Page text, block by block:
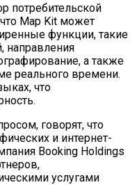
потребительской
Map Kit может
функции, такие
направления
а также
реального времени.
что
говорят, что
и интернет-
Booking Holdings
услугами